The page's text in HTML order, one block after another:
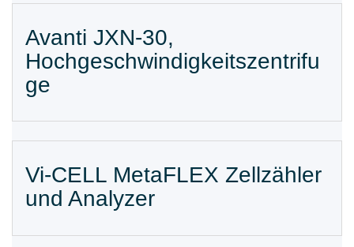
Avanti JXN-30,
Hochgeschwindigkeitszentrifu
ge
Vi-CELL MetaFLEX Zellzähler
und Analyzer